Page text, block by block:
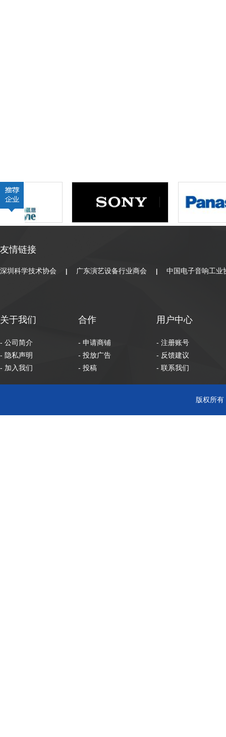
友情链接
深圳科学技术协会 广东演艺设备行业商会 中国电子音响工业
关于我们
- 公司简介
- 隐私声明
- 加入我们
合作
- 申请商铺
- 投放广告
- 投稿
用户中心
- 注册账号
- 反馈建议
- 联系我们
版权所